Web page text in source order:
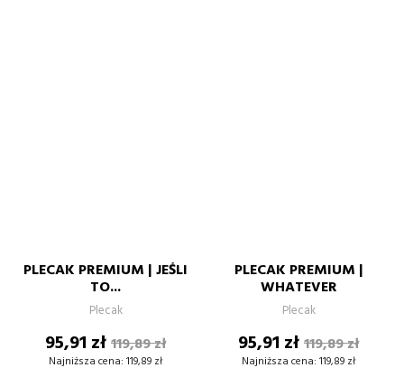
PLECAK PREMIUM | JEŚLI
TO...
Plecak
Cena
95,91 złCena
podstawowa
119,89 zł
Najniższa cena: 119,89 zł
PLECAK PREMIUM |
WHATEVER
Plecak
Cena
95,91 złCena
119,89 zł
Najniższa cena: 119,89 zł